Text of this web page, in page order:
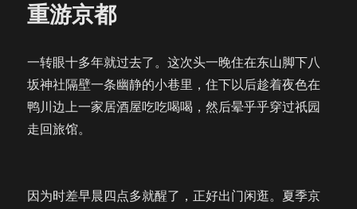
重游京都
一转眼十多年就过去了。这次头一晚住在东山脚下八
坂神社隔壁一条幽静的小巷里，住下以后趁着夜色在
鸭川边上一家居酒屋吃吃喝喝，然后晕乎乎穿过祇园
走回旅馆。
因为时差早晨四点多就醒了，正好出门闲逛。夏季京